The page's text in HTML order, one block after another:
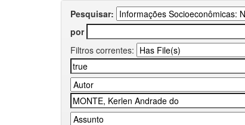
Pesquisar:
por
Filtros correntes: